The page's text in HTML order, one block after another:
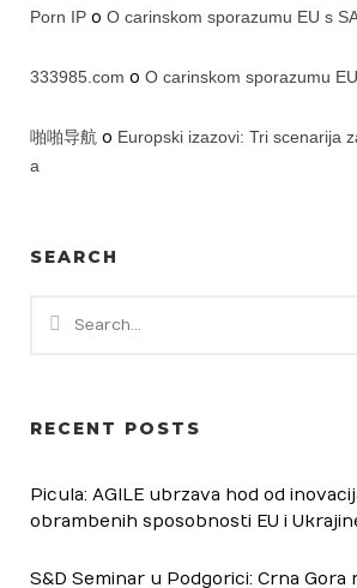
Porn IP o O carinskom sporazumu EU s
333985.com o O carinskom sporazumu
啪啪导航 o Europski izazovi: Tri scenarija
a
SEARCH
RECENT POSTS
Picula: AGILE ubrzava hod od
obrambenih sposobnosti EU i
S&D Seminar u Podgorici: Crna Gora